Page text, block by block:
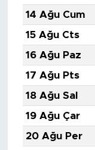
14 Ağu Cum
15 Ağu Cts
16 Ağu Paz
17 Ağu Pts
18 Ağu Sal
19 Ağu Çar
20 Ağu Per